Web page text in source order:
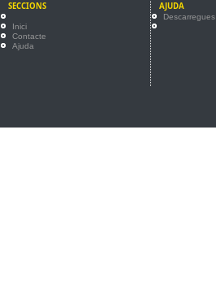
SECCIONS
Inici
Contacte
Ajuda
AJUDA
Descarregues